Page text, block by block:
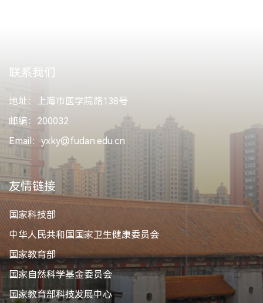
联系我们
地址：上海市医学院路138号
邮编：200032
Email：yxky@fudan.edu.cn
友情链接
国家科技部
中华人民共和国国家卫生健康委员会
国家教育部
国家自然科学基金委员会
国家教育部科技发展中心